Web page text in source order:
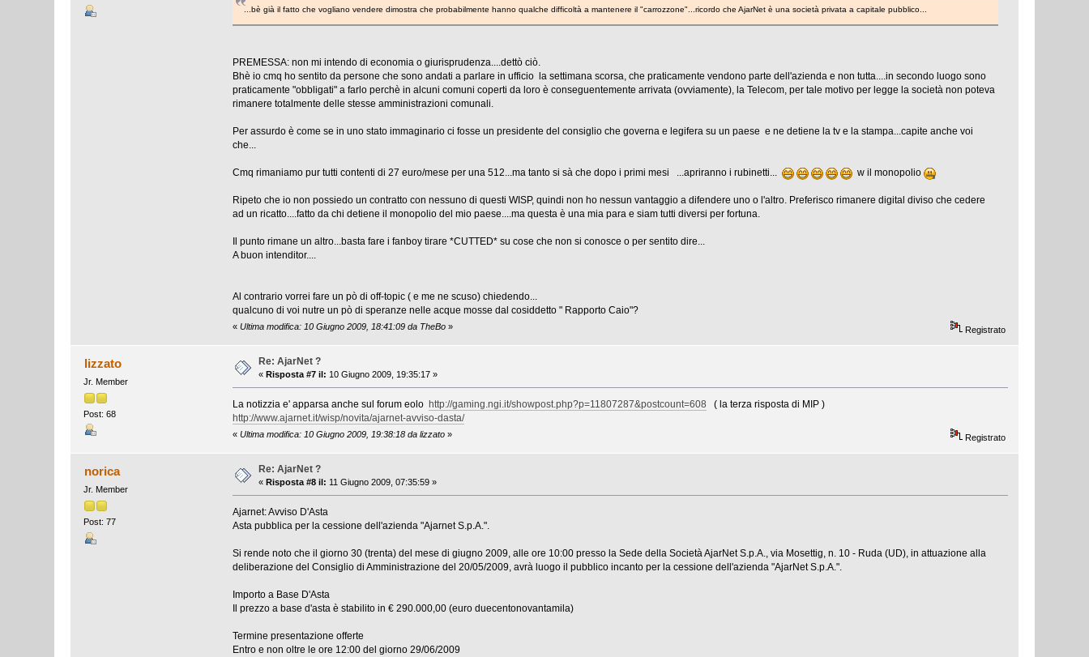
...bè già il fatto che vogliano vendere dimostra che probabilmente hanno qualche difficoltà a mantenere il "carrozzone"...ricordo che AjarNet è una società privata a capitale pubblico...
PREMESSA: non mi intendo di economia o giurisprudenza....dettò ciò.
Bhè io cmq ho sentito da persone che sono andati a parlare in ufficio la settimana scorsa, che praticamente vendono parte dell'azienda e non tutta....in secondo luogo sono
praticamente "obbligati" a farlo perchè in alcuni comuni coperti da loro è conseguentemente arrivata (ovviamente), la Telecom, per tale motivo per legge la società non poteva
rimanere totalmente delle stesse amministrazioni comunali.
Per assurdo è come se in uno stato immaginario ci fosse un presidente del consiglio che governa e legifera su un paese e ne detiene la tv e la stampa...capite anche voi
che...
Cmq rimaniamo pur tutti contenti di 27 euro/mese per una 512...ma tanto si sà che dopo i primi mesi ...apriranno i rubinetti... w il monopolio
Ripeto che io non possiedo un contratto con nessuno di questi WISP, quindi non ho nessun vantaggio a difendere uno o l'altro. Preferisco rimanere digital diviso che cedere
ad un ricatto....fatto da chi detiene il monopolio del mio paese....ma questa è una mia para e siam tutti diversi per fortuna.
Il punto rimane un altro...basta fare i fanboy tirare *CUTTED* su cose che non si conosce o per sentito dire...
A buon intenditor....
Al contrario vorrei fare un pò di off-topic ( e me ne scuso) chiedendo...
qualcuno di voi nutre un pò di speranze nelle acque mosse dal cosiddetto " Rapporto Caio"?
« Ultima modifica: 10 Giugno 2009, 18:41:09 da TheBo» Registrato
lizzato
Jr. Member
Post: 68
Re: AjarNet ?
«Risposta #7 il: 10 Giugno 2009, 19:35:17 »
La notizzia e' apparsa anche sul forum eolo http://gaming.ngi.it/showpost.php?p=11807287&postcount=608 ( la terza risposta di MIP )
http://www.ajarnet.it/wisp/novita/ajarnet-avviso-dasta/
« Ultima modifica: 10 Giugno 2009, 19:38:18 da lizzato» Registrato
norica
Jr. Member
Post: 77
Re: AjarNet ?
« Risposta #8 il: 11 Giugno 2009, 07:35:59 »
Ajarnet: Avviso D'Asta
Asta pubblica per la cessione dell'azienda "Ajarnet S.p.A.".
Si rende noto che il giorno 30 (trenta) del mese di giugno 2009, alle ore 10:00 presso la Sede della Società AjarNet S.p.A., via Mosettig, n. 10 - Ruda (UD), in attuazione alla
deliberazione del Consiglio di Amministrazione del 20/05/2009, avrà luogo il pubblico incanto per la cessione dell'azienda "AjarNet S.p.A.".
Importo a Base D'Asta
Il prezzo a base d'asta è stabilito in € 290.000,00 (euro duecentonovantamila)
Termine presentazione offerte
Entro e non oltre le ore 12:00 del giorno 29/06/2009